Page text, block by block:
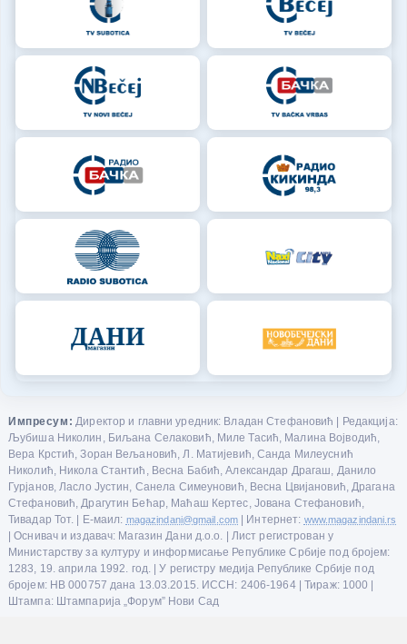
Импресум: Директор и главни уредник: Владан Стефановић | Редакција:
Љубиша Николин, Биљана Селаковић, Миле Тасић, Малина Војводић,
Вера Крстић, Зоран Вељановић, Л. Матијевић, Санда Милеуснић
Николић, Никола Стантић, Весна Бабић, Александар Драгаш, Данило
Гурјанов, Ласло Јустин, Санела Симеуновић, Весна Цвијановић, Драгана
Стефановић, Драгутин Бећар, Маћаш Кертес, Јована Стефановић,
Тивадар Тот. | Е-маил: magazindani@gmail.com | Интернет: www.magazindani.rs
| Оснивач и издавач: Магазин Дани д.о.о. | Лист регистрован у
Министарству за културу и информисање Републике Србије под бројем:
1283, 19. априла 1992. год. | У регистру медија Републике Србије под
бројем: НВ 000757 дана 13.03.2015. ИССН: 2406-1964 | Тираж: 1000 |
Штампа: Штампарија „Форум” Нови Сад